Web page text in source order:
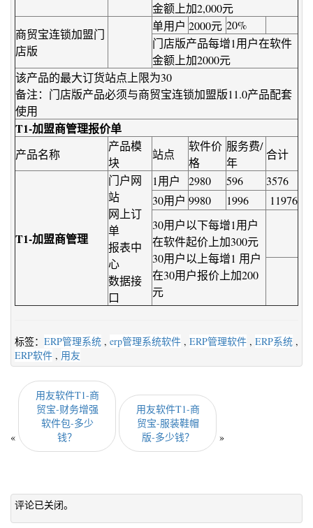
金额上加2,000元
商贸宝连锁加盟门
店版
单用户 2000元 20%
门店版产品每增1用户在软件
金额上加2000元
该产品的最大订货站点上限为30
备注：门店版产品必须与商贸宝连锁加盟版11.0产品配套
使用
T1-加盟商管理报价单
产品名称
产品模
块
站点
软件价
格
服务费/
年
合计
T1-加盟商管理
门户网
站
网上订
单
报表中
心
数据接
口
1用户 2980 596
3576
30用户 9980 1996
11976
30用户以下每增1用户
在软件起价上加300元
30用户以上每增1 用户
在30用户报价上加200
元
标签： ERP管理系统 , erp管理系统软件 , ERP管理软件 , ERP系统 ,
ERP软件 , 用友
«
用友软件T1-商
贸宝-财务增强
软件包-多少
钱？
用友软件T1-商
贸宝-服装鞋帽
版-多少钱？
»
评论已关闭。